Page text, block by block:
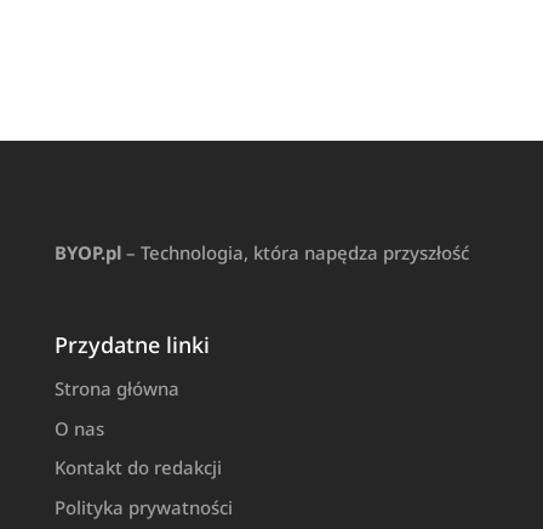
BYOP.pl– Technologia, która napędza przyszłość
Przydatne linki
Strona główna
O nas
Kontakt do redakcji
Polityka prywatności